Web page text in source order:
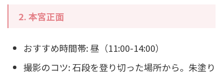
2. 本宮正面
おすすめ時間帯: 昼（11:00-14:00）
撮影のコツ: 石段を登り切った場所から。朱塗り